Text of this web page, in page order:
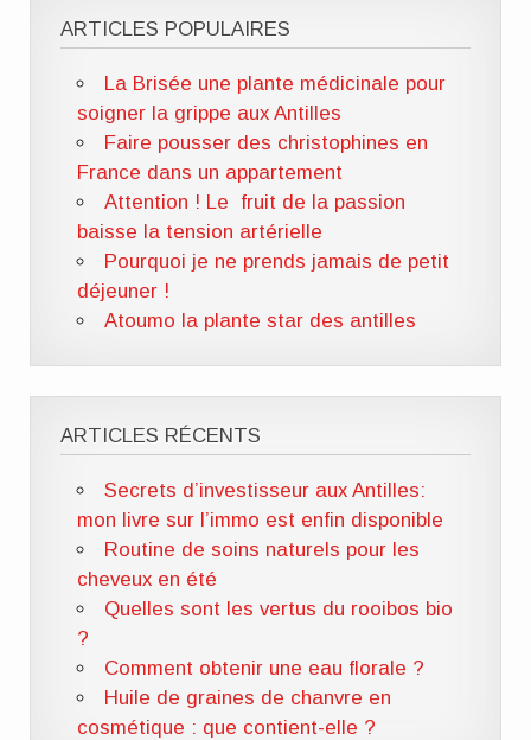
ARTICLES POPULAIRES
La Brisée une plante médicinale pour
soigner la grippe aux Antilles
Faire pousser des christophines en
France dans un appartement
Attention ! Le fruit de la passion
baisse la tension artérielle
Pourquoi je ne prends jamais de petit
déjeuner !
Atoumo la plante star des antilles
ARTICLES RÉCENTS
Secrets d’investisseur aux Antilles:
mon livre sur l’immo est enfin disponible
Routine de soins naturels pour les
cheveux en été
Quelles sont les vertus du rooibos bio
?
Comment obtenir une eau florale ?
Huile de graines de chanvre en
cosmétique : que contient-elle ?